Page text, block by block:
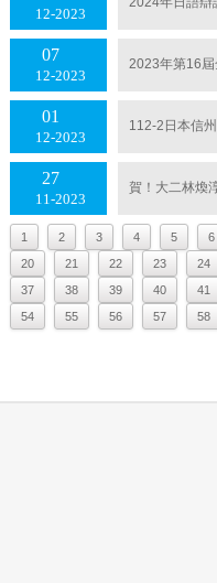
12 2023
12 2023
07 2023年第16
12 2023
01 112-2日本信
11 2023
27 賀！大二林煥
1 2 3 4 5
6
20
21 22 23
24
37
38 39 40
41
54
55 56 57 58